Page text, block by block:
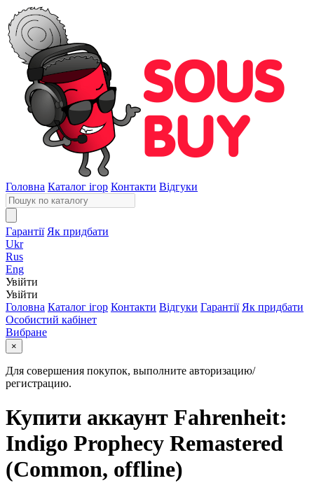
Головна Каталог ігор Контакти Відгуки
Гарантії Як придбати
Ukr
Rus
Eng
Увійти
Увійти
Головна Каталог ігор Контакти Відгуки Гарантії Як придбати
Особистий кабінет
Вибране
×
Для совершения покупок, выполните авторизацию/
регистрацию.
Купити аккаунт Fahrenheit:
Indigo Prophecy Remastered
(Common, offline)